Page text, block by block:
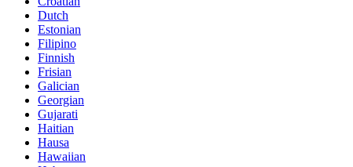
Dutch
Estonian
Filipino
Finnish
Frisian
Galician
Georgian
Gujarati
Haitian
Hausa
Hawaiian